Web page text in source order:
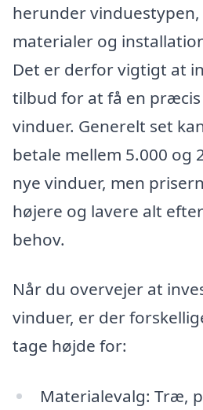
herunder
materialer og
Det er derfor vigtigt at
tilbud for at få en
vinduer. Generelt set
betale mellem 5.000 og
nye vinduer, men
højere og lavere alt
behov.
Når du overvejer at
vinduer, er der
tage højde for:
Materialevalg: Træ,